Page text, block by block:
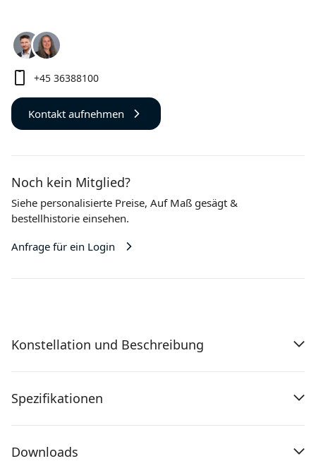
+45 36388100
Kontakt aufnehmen
Noch kein Mitglied?
Siehe personalisierte Preise, Auf Maß gesägt &
bestellhistorie einsehen.
Anfrage für ein Login
Konstellation und Beschreibung
Spezifikationen
Downloads